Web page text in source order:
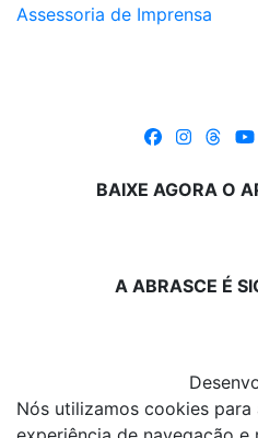
Assessoria de Imprensa
BAIXE AGORA O
A ABRASCE É
Nós utilizamos cookies para